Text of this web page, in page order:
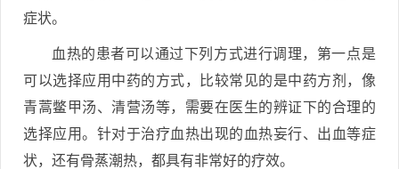
症状。
血热的患者可以通过下列方式进行调理，第一点是
可以选择应用中药的方式，比较常见的是中药方剂，像
青蒿鳖甲汤、清营汤等，需要在医生的辨证下的合理的
选择应用。针对于治疗血热出现的血热妄行、出血等症
状，还有骨蒸潮热，都具有非常好的疗效。